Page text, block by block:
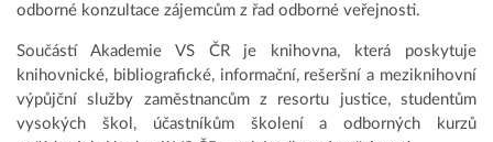
odborné konzultace zájemcům z řad odborné veřejnosti.
Součástí Akademie VS ČR je knihovna, která poskytuje
knihovnické, bibliografické, informační, rešeršní a meziknihovní
výpůjční služby zaměstnancům z resortu justice, studentům
vysokých škol, účastníkům školení a odborných kurzů